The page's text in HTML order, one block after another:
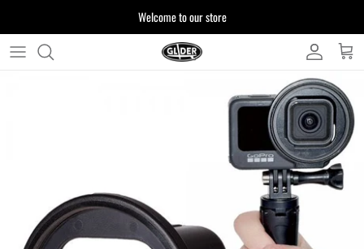
ッ
Welcome to our store
お客様からいただいたご質問をまとめており
注文について